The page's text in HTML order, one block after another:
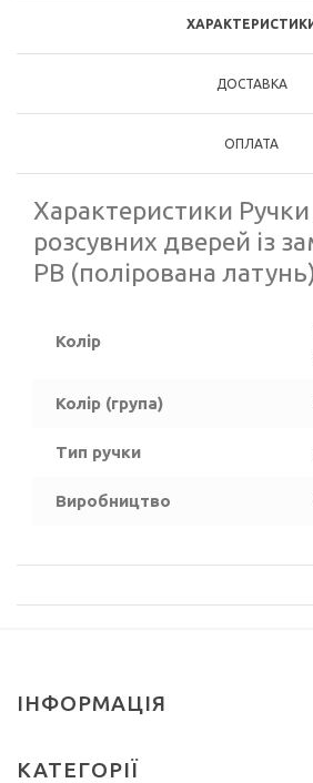
ДОСТАВКА
ОПЛАТА
Характеристики
розсувних дверей із
PB (полірована
Колір
Колір (група)
Тип ручки
Виробництво
ІНФОРМАЦІЯ
КАТЕГОРІЇ